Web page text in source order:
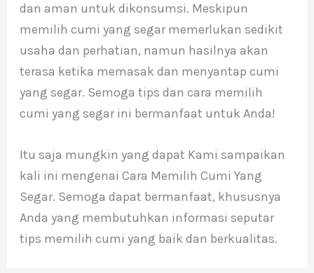
dan aman untuk dikonsumsi. Meskipun
memilih cumi yang segar memerlukan sedikit
usaha dan perhatian, namun hasilnya akan
terasa ketika memasak dan menyantap cumi
yang segar. Semoga tips dan cara memilih
cumi yang segar ini bermanfaat untuk Anda!
Itu saja mungkin yang dapat Kami sampaikan
kali ini mengenai Cara Memilih Cumi Yang
Segar. Semoga dapat bermanfaat, khususnya
Anda yang membutuhkan informasi seputar
tips memilih cumi yang baik dan berkualitas.